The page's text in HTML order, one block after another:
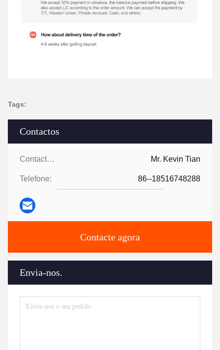
Contactos
Contactos: Mr. Kevin Tian
Telefone: 86--18516748288
Contacte agora
Envia-nos.
Tags: